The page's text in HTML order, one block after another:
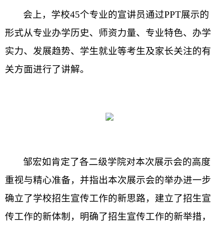
会上，学校45个专业的宣讲员通过PPT展示的
形式从专业办学历史、师资力量、专业特色、办学
实力、发展趋势、学生就业等考生及家长关注的有
关方面进行了讲解。
邹宏如肯定了各二级学院对本次展示会的高度
重视与精心准备，并指出本次展示会的举办进一步
确立了学校招生宣传工作的新思路，建立了招生宣
传工作的新体制，明确了招生宣传工作的新举措，